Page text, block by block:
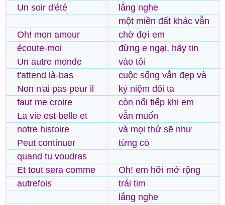
Un soir d'été
Oh! mon amour
écoute-moi
Un autre monde
t'attend là-bas
Non n'ai pas peur il
faut me croire
La vie est belle et
notre histoire
Peut continuer
quand tu voudras
Et tout sera comme
autrefois
lắng nghe
một miền đất khác vẫn
chờ đợi em
đừng e ngại, hãy tin
vào tôi
cuộc sống vẫn đẹp và
kỷ niệm đôi ta
còn nối tiếp khi em
vẫn muốn
và mọi thứ sẽ như
từng có
Oh! em hỡi mở rộng
trái tim
lắng nghe